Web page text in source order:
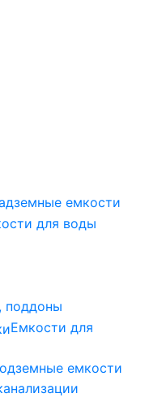
емкости
для воды
поддоны
Емкости для
емкости